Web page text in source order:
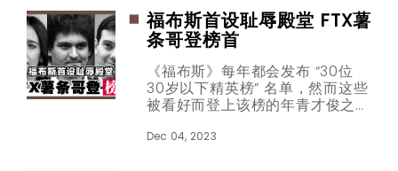
的强烈反对。
福布斯首设耻辱殿堂 FTX薯
条哥登榜首
《福布斯》每年都会发布 “30位
30岁以下精英榜” 名单，然而这些
被看好而登上该榜的年青才俊之
黑心谋利成全国公敌，有的甚至牵
Dec 04, 2023